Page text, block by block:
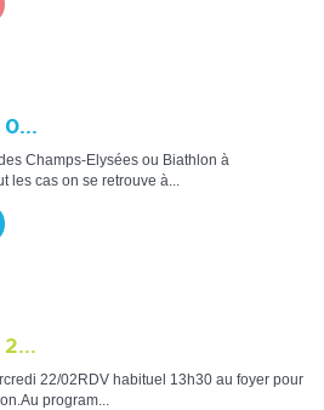
0...
Champs-Elysées ou Biathlon à
les cas on se retrouve à...
2...
22/02RDV habituel 13h30 au foyer pour
program...